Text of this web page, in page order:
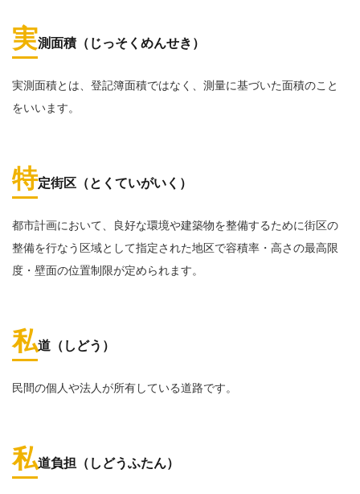
実測面積（じっそくめんせき）
実測面積とは、登記簿面積ではなく、測量に基づいた面積のこと
をいいます。
特定街区（とくていがいく）
都市計画において、良好な環境や建築物を整備するために街区の
整備を行なう区域として指定された地区で容積率・高さの最高限
度・壁面の位置制限が定められます。
私道（しどう）
民間の個人や法人が所有している道路です。
私道負担（しどうふたん）